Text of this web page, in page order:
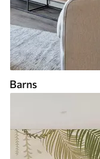
Barns